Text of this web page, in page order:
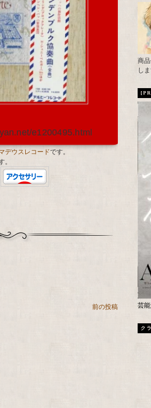
e1200495.html
デウスレコードです。
前の投稿
商
し
芸
ク